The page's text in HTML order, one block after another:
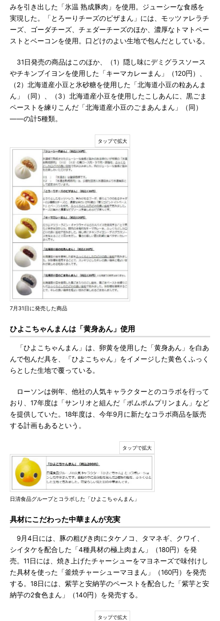
みを引き出した「氷温 熟成豚肉」を使用。ジューシーな食感を
実現した。「とろーりチーズのピザまん」には、モッツァレラチ
ーズ、ゴーダチーズ、チェダーチーズのほか、濃厚なトマトペー
ストとベーコンを使用。口どけのよい生地で包んだとしている。
31日発売の商品はこのほか、（1）隠し味にデミグラスソース
やチキンブイヨンを使用した「キーマカレーまん」（120円）、
（2）北海道産小豆と氷砂糖を使用した「北海道小豆の粒あんま
ん」（同）、（3）北海道産小豆を使用したこしあんに、黒ごま
ペーストを練りこんだ「北海道産小豆のごまあんまん」（同）
――の計5種類。
7月31日に発売した商品
ひよこちゃんまんは「黄身あん」使用
「ひよこちゃんまん」は、卵黄を使用した「黄身あん」を白あ
んで包んだ具を、「ひよこちゃん」をイメージした黄色くふっく
らとした生地で覆っている。
ローソンは例年、他社の人気キャラクターとのコラボを行って
おり、17年度は「サンリオと組んだ「ポムポムプリンまん」など
を提供していた。18年度は、今年9月に新たなコラボ商品を販売
する計画もあるという。
日清食品グループとコラボした「ひよこちゃんまん」
具材にこだわった中華まんが充実
9月4日には、豚の粗びき肉にタケノコ、タマネギ、クワイ、
シイタケを配合した「4種具材の極上肉まん」（180円）を発
売。11日には、焼き上げたチャーシューをマヨネーズで味付けし
た具材を使った「釜焼チャーシューマヨまん」（160円）を発売
する。18日には、紫芋と安納芋のペーストを配合した「紫芋と安
納芋の2食色まん」（140円）を発売する。